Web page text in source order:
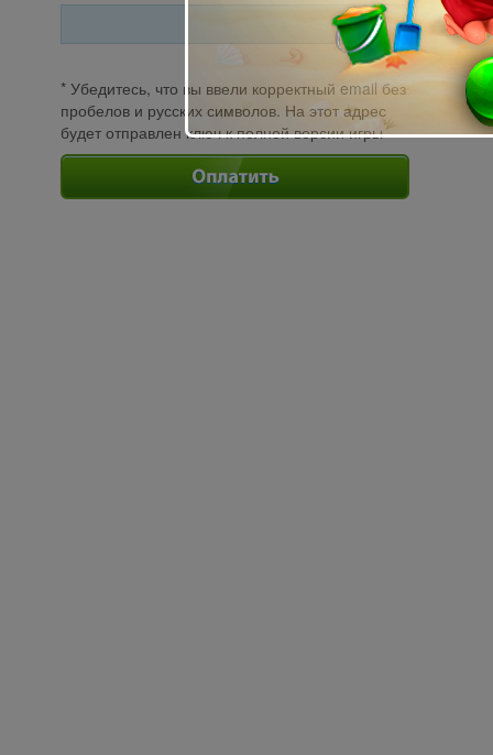
* Убедитесь, что вы ввели корректный email без
пробелов и русских символов. На этот адрес
будет отправлен ключ к полной версии игры